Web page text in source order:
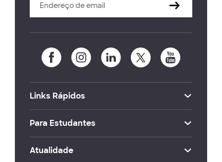
Links Rápidos
Para Estudantes
Atualidade